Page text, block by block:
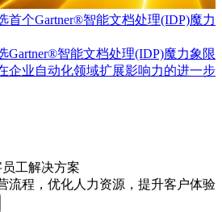
首个Gartner®智能文档处理(IDP)魔力
Gartner®智能文档处理(IDP)魔力象限
企业自动化领域扩展影响力的进一步
工解决方案
流程，优化人力资源，提升客户体验